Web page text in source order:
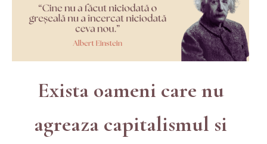
Exista oameni care nu
agreaza capitalismul si